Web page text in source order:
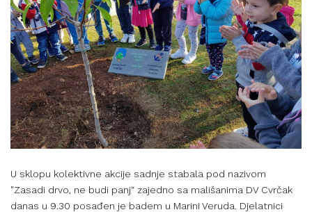
U sklopu kolektivne akcije sadnje stabala pod nazivom
"Zasadi drvo, ne budi panj“ zajedno sa mališanima DV Cvrčak
danas u 9.30 posađen je badem u Marini Veruda. Djelatnici